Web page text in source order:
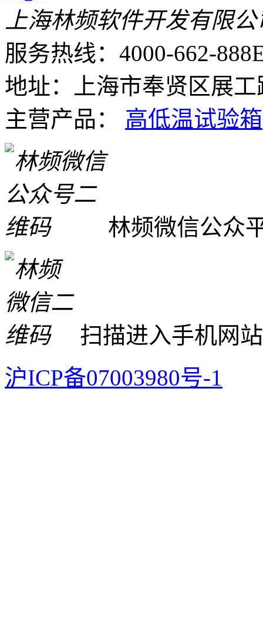
上海林频软件开发有限公
服务热线：4000-662-888
地址：上海市奉贤区展工
主营产品： 高低温试验箱
林频微信公众
扫描进入手机网
沪ICP备07003980号-1